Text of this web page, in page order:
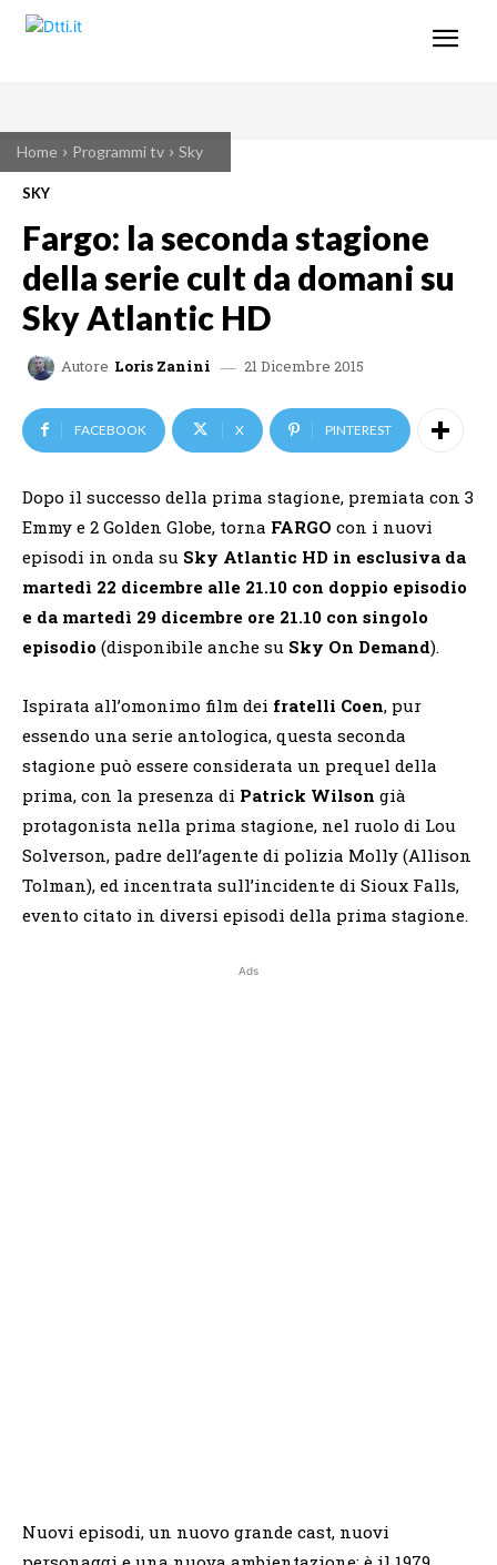
Home Programmi tv Sky
SKY
Fargo: la seconda stagione
della serie cult da domani su
Sky Atlantic HD
Autore Loris Zanini 21 Dicembre 2015
FACEBOOK X PINTEREST
Dopo il successo della prima stagione, premiata con 3
Emmy e 2 Golden Globe, torna FARGO con i nuovi
episodi in onda su Sky Atlantic HD in esclusiva da
martedì 22 dicembre alle 21.10 con doppio episodio
e da martedì 29 dicembre ore 21.10 con singolo
episodio (disponibile anche su Sky On Demand).
Ispirata all’omonimo film dei fratelli Coen, pur
essendo una serie antologica, questa seconda
stagione può essere considerata un prequel della
prima, con la presenza di Patrick Wilson già
protagonista nella prima stagione, nel ruolo di Lou
Solverson, padre dell’agente di polizia Molly (Allison
Tolman), ed incentrata sull’incidente di Sioux Falls,
evento citato in diversi episodi della prima stagione.
Ads
Nuovi episodi, un nuovo grande cast, nuovi